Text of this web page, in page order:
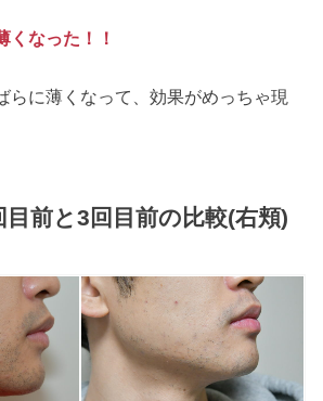
くなった！！
らに薄くなって、効果がめっちゃ現
目前と3回目前の比較(右頬)